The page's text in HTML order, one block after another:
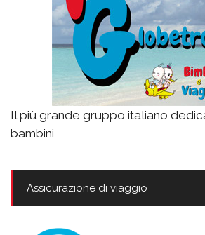
Il più grande gruppo italiano
bambini
Assicurazione di viaggio